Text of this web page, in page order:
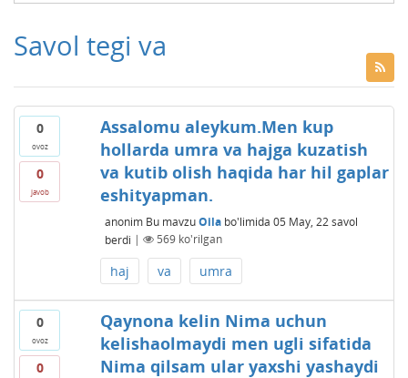
Savol tegi va
0
ovoz
0
javob
Assalomu aleykum.Men kup
hollarda umra va hajga kuzatish
va kutib olish haqida har hil gaplar
eshityapman.
anonim Bu mavzuOilabo'limida 05 May, 22 savol
berdi | 569ko'rilgan
haj va umra
0
ovoz
0
Qaynona kelin Nima uchun
kelishaolmaydi men ugli sifatida
Nima qilsam ular yaxshi yashaydi